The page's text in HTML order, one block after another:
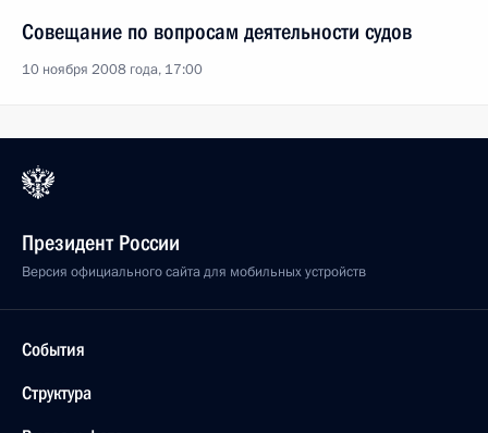
Совещание по вопросам деятельности судов
10 ноября 2008 года, 17:00
Президент России
Версия официального сайта для мобильных устройств
События
Структура